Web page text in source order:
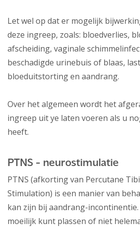
Let wel op dat er mogelijk
deze ingreep, zoals: bloedverlies,
afscheiding, vaginale
beschadigde urinebuis of blaas,
bloeduitstorting en aandrang.
Over het algemeen wordt het
ingreep uit ye laten voeren als u
heeft.
PTNS - neurostimulatie
PTNS (afkorting van Percutane
Stimulation) is een manier van
kan zijn bij aandrang-
moeilijk kunt plassen of niet